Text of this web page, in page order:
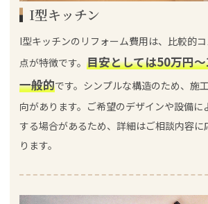
I型キッチン
I型キッチンのリフォーム費用は、比較的
点が特徴です。 目安としては50万円
一般的です。シンプルな構造のため、施
向があります。ご希望のデザインや設備に
する場合があるため、詳細はご相談内容
ります。